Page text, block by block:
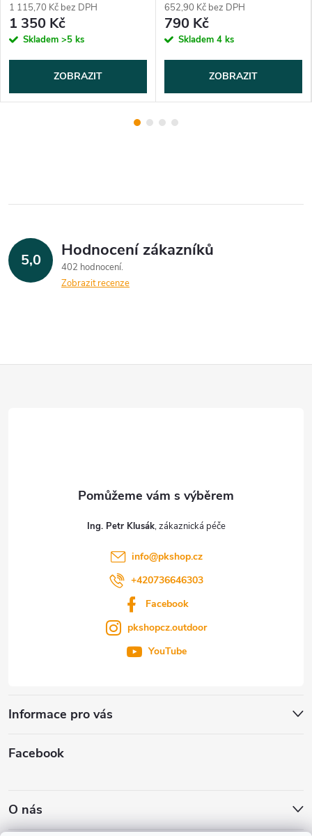
1 115,70 Kč bez DPH
1 350 Kč
Skladem >5 ks
ZOBRAZIT
652,90 Kč bez DPH
790 Kč
Skladem 4 ks
ZOBRAZIT
5,0 Hodnocení zákazníků
402 hodnocení
Zobrazit recenze
Ing. Petr Klusák
info@pkshop.cz
+420736646303
Facebook
pkshopcz.outdoor
YouTube
Informace pro vás
Facebook
O nás